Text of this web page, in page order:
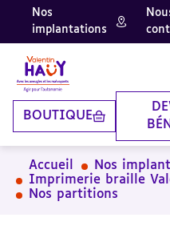
Aller
contenu
principal
Aller
pied
de
page
Aller
la
recherche
Nos
implantations
BOUTIQUE
Accueil
Nos
Imprimerie braille
Nos partitions